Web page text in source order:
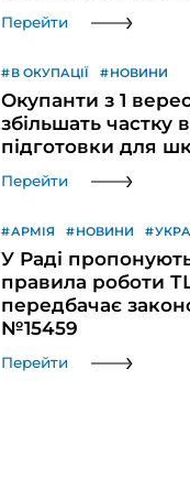
Перейти
В ОКУПАЦІЇ НОВИНИ
Окупанти з 1
збільшать частку
підготовки для
Перейти
АРМІЯ НОВИНИ
У Раді
правила роботи
передбачає
№15459
Перейти